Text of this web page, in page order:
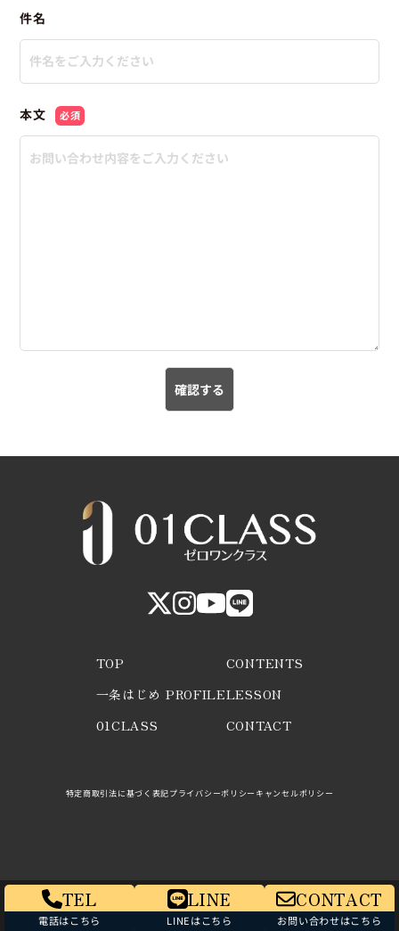
件名
本文 必須
TEL
電話はこちら
LINE
LINEはこちら
CONTACT
お問い合わせはこちら
TOP
一条はじめ PROFILE
01CLASS
CONTENTS
LESSON
CONTACT
特定商取引法に基づく表記プライバシーポリシー キャンセルポリシー